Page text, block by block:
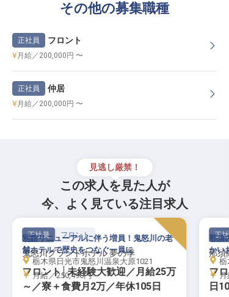
その他の募集職種
正社員 フロント
月給／200,000円 〜
正社員 仲居
月給／200,000円 〜
見逃し厳禁！
この求人を見た人が
今、よく見ている注目求人
正社員 フロント
鬼怒川グランドホテル 夢の季
フロント│未経験大歓迎／月給25万
～／寮＋食費月2万／年休105日
別館リニューアルに伴う増員！鬼怒川の老
舗ホテルで歴史をつなぐ一員に
栃木県日光市鬼怒川温泉大原1021
月給／250,490円～
正社
那須
フ
日
那須
かい
栃